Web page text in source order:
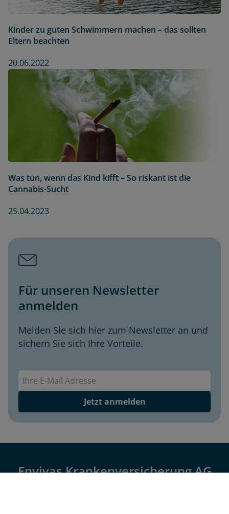
Kinder zu guten Schwimmern machen – das sollten
Eltern beachten
20.06.2022
Was tun, wenn das Kind kifft – So riskant ist die
Cannabis-Sucht
25.04.2023
Für unseren Newsletter
anmelden
Melden Sie sich hier zum Newsletter an und
sichern Sie sich Ihre Vorteile.
Jetzt anmelden
Envivas Krankenversicherung AG